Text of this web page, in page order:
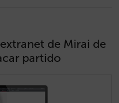
de Mirai de
partido